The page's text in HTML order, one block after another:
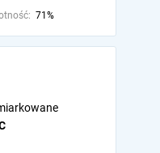
71%